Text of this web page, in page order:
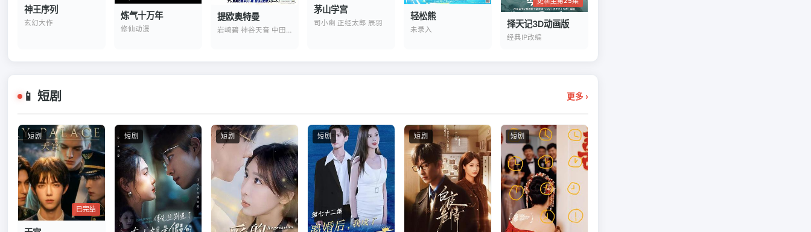
神王序列
玄幻大作
炼气十万年
修仙动漫
提欧奥特曼
岩崎碧 神谷天音 中田乃爱
茅山学宫
司小幽 正经太郎 辰羽
轻松熊
未录入
择天记3D动画版
经典IP改编
📱 短剧 更多 ›
短剧
已完结
短剧 短剧 短剧 短剧 短剧